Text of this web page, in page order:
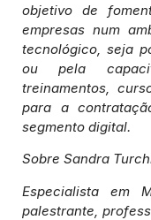
objetivo de
empresas num
tecnológico, seja
ou pela
treinamentos,
para a
segmento digital.
Sobre Sandra
Especialista em
palestrante,